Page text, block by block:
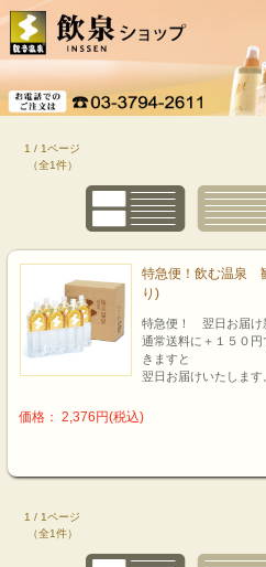
1 / 1ページ
（全1件）
特急便！飲む温泉
り)
特急便！ 翌日お届け
通常送料に＋１５０
きますと
翌日お届けいたします
価格： 2,376円(税込)
1 / 1ページ
（全1件）